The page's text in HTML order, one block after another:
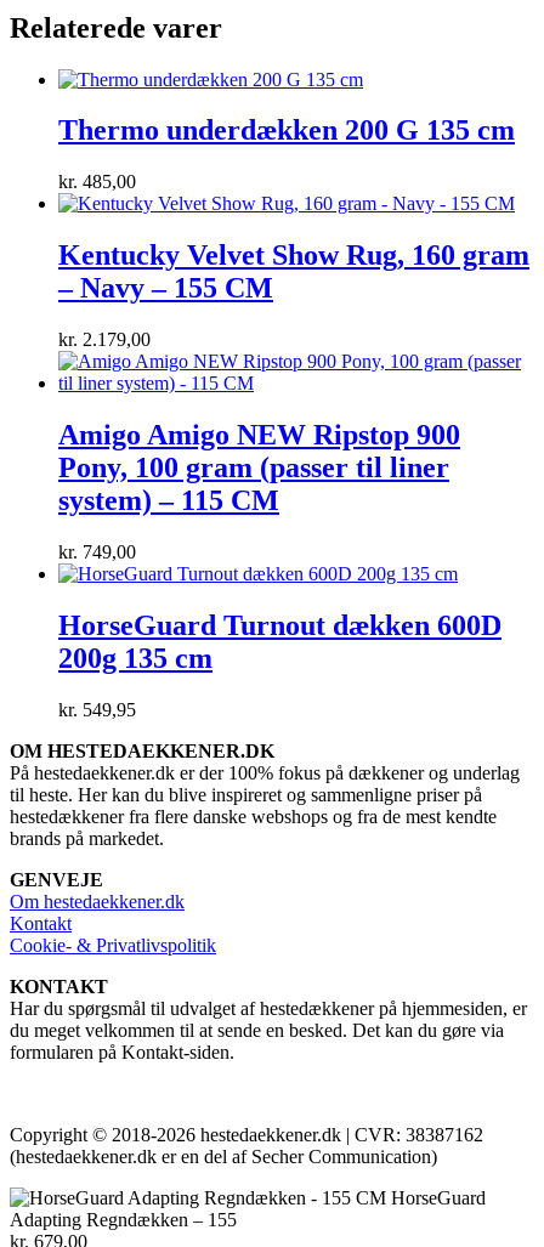
Relaterede varer
Thermo underdækken 200 G 135 cm
kr. 485,00
Kentucky Velvet Show Rug, 160 gram
– Navy – 155 CM
kr. 2.179,00
Amigo Amigo NEW Ripstop 900
Pony, 100 gram (passer til liner
system) – 115 CM
kr. 749,00
HorseGuard Turnout dækken 600D
200g 135 cm
kr. 549,95
OM HESTEDAEKKENER.DK
På hestedaekkener.dk er der 100% fokus på dækkener og underlag
til heste. Her kan du blive inspireret og sammenligne priser på
hestedækkener fra flere danske webshops og fra de mest kendte
brands på markedet.
GENVEJE
Om hestedaekkener.dk
Kontakt
Cookie- & Privatlivspolitik
KONTAKT
Har du spørgsmål til udvalget af hestedækkener på hjemmesiden, er
du meget velkommen til at sende en besked. Det kan du gøre via
formularen på Kontakt-siden.
Copyright © 2018-2026 hestedaekkener.dk | CVR: 38387162
(hestedaekkener.dk er en del af Secher Communication)
HorseGuard
Adapting Regndækken – 155
kr. 679,00